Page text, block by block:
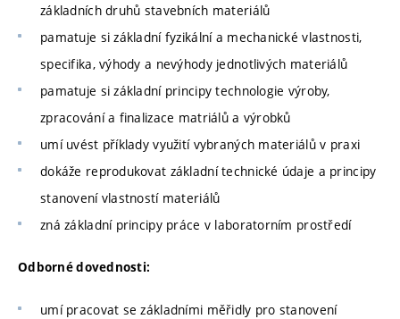
základních druhů stavebních materiálů
pamatuje si základní fyzikální a mechanické vlastnosti,
specifika, výhody a nevýhody jednotlivých materiálů
pamatuje si základní principy technologie výroby,
zpracování a finalizace matriálů a výrobků
umí uvést příklady využití vybraných materiálů v praxi
dokáže reprodukovat základní technické údaje a principy
stanovení vlastností materiálů
zná základní principy práce v laboratorním prostředí
Odborné dovednosti:
umí pracovat se základními měřidly pro stanovení